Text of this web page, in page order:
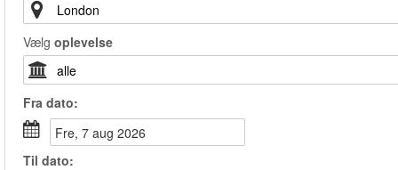
Vælg oplevelse
Fra dato:
fre, 7 aug 2026
Til dato: